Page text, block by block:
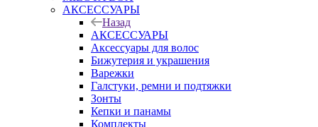
АКСЕССУАРЫ
Назад
АКСЕССУАРЫ
Аксессуары для волос
Бижутерия и украшения
Варежки
Галстуки, ремни и подтяжки
Зонты
Кепки и панамы
Комплекты